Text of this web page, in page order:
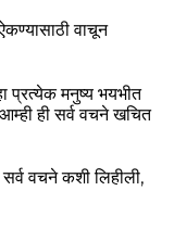
वाचून
प्रत्येक मनुष्य भयभीत
ही सर्व वचने खचित
सर्व वचने कशी लिहीली,